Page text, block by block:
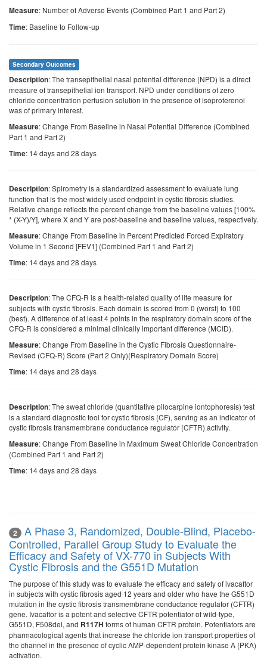
Measure: Number of Adverse Events (Combined Part 1 and Part 2)
Time: Baseline to Follow-up
Secondary Outcomes
Description: The transepithelial nasal potential difference (NPD) is a direct
measure of transepithelial ion transport. NPD under conditions of zero
chloride concentration perfusion solution in the presence of isoproterenol
was of primary interest.
Measure: Change From Baseline in Nasal Potential Difference (Combined
Part 1 and Part 2)
Time: 14 days and 28 days
Description: Spirometry is a standardized assessment to evaluate lung
function that is the most widely used endpoint in cystic fibrosis studies.
Relative change reflects the percent change from the baseline values [100%
* (X-Y)/Y], where X and Y are post-baseline and baseline values, respectively.
Measure: Change From Baseline in Percent Predicted Forced Expiratory
Volume in 1 Second [FEV1] (Combined Part 1 and Part 2)
Time: 14 days and 28 days
Description: The CFQ-R is a health-related quality of life measure for
subjects with cystic fibrosis. Each domain is scored from 0 (worst) to 100
(best). A difference of at least 4 points in the respiratory domain score of the
CFQ-R is considered a minimal clinically important difference (MCID).
Measure: Change From Baseline in the Cystic Fibrosis Questionnaire-
Revised (CFQ-R) Score (Part 2 Only)(Respiratory Domain Score)
Time: 14 days and 28 days
Description: The sweat chloride (quantitative pilocarpine iontophoresis) test
is a standard diagnostic tool for cystic fibrosis (CF), serving as an indicator of
cystic fibrosis transmembrane conductance regulator (CFTR) activity.
Measure: Change From Baseline in Maximum Sweat Chloride Concentration
(Combined Part 1 and Part 2)
Time: 14 days and 28 days
2
A Phase 3, Randomized, Double-Blind, Placebo-
Controlled, Parallel Group Study to Evaluate the
Efficacy and Safety of VX-770 in Subjects With
Cystic Fibrosis and the G551D Mutation
The purpose of this study was to evaluate the efficacy and safety of ivacaftor
in subjects with cystic fibrosis aged 12 years and older who have the G551D
mutation in the cystic fibrosis transmembrane conductance regulator (CFTR)
gene. Ivacaftor is a potent and selective CFTR potentiator of wild-type,
G551D, F508del, and R117H forms of human CFTR protein. Potentiators are
pharmacological agents that increase the chloride ion transport properties of
the channel in the presence of cyclic AMP-dependent protein kinase A (PKA)
activation.